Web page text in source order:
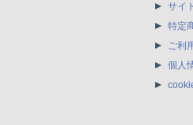
サイ
特定
ご利
個人